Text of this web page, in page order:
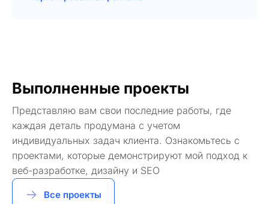
Выполненные проекты
Представляю вам свои последние работы, где
каждая деталь продумана с учетом
индивидуальных задач клиента. Ознакомьтесь с
проектами, которые демонстрируют мой подход к
веб-разработке, дизайну и SEO
Все проекты